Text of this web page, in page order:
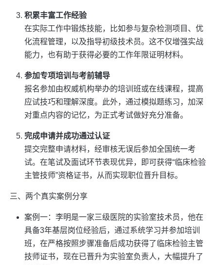
积累丰富工作经验
在实际工作中锻炼技能，比如参与复杂检测项目、优
化流程管理，以及指导初级技术员。这不仅增强实战
能力，也有助于获得必要的工作年限证明材料。
参加专项培训与考前辅导
报名参加由权威机构举办的培训班或在线课程，提高
应试技巧和理解深度。此外，通过模拟题练习，加深
对重点内容的记忆，为正式考试做好充分准备。
完成申请并成功通过认证
提交完整申请材料，经审核无误后参加全国统一考
试。在笔试及面试环节表现优异，即可获得“临床检验
主管技师”资格证书，从而实现职位晋升目标。
三、两个真实案例分享
案例一：李明是一家三级医院的实验室技术员，他在
具备3年基层岗位经验后，通过系统学习并参加培训
班，在严格按照步骤准备后成功获得了临床检验主管
技师证书，现在已晋升为实验室负责人，大幅提升了